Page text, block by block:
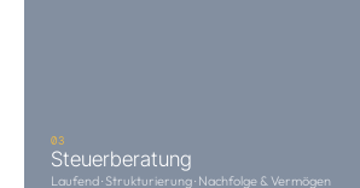
03
Steuerberatung
Laufend · Strukturierung · Nachfolge & Vermögen